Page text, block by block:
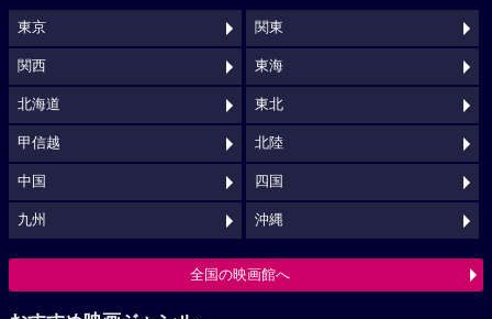
東京 関東
関西 東海
北海道 東北
甲信越 北陸
中国 四国
九州 沖縄
全国の映画館へ